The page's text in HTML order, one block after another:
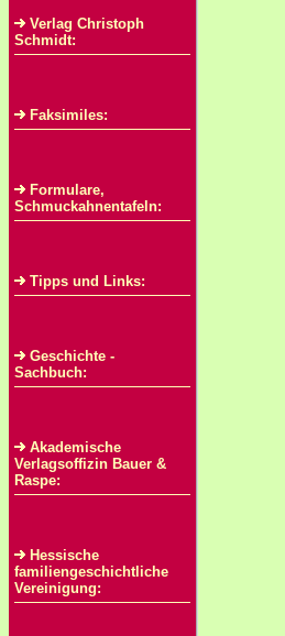
Verlag Christoph
Schmidt:
Faksimiles:
Formulare,
Schmuckahnentafeln:
Tipps und Links:
Geschichte -
Sachbuch:
Akademische
Verlagsoffizin Bauer &
Raspe:
Hessische
familiengeschichtliche
Vereinigung: